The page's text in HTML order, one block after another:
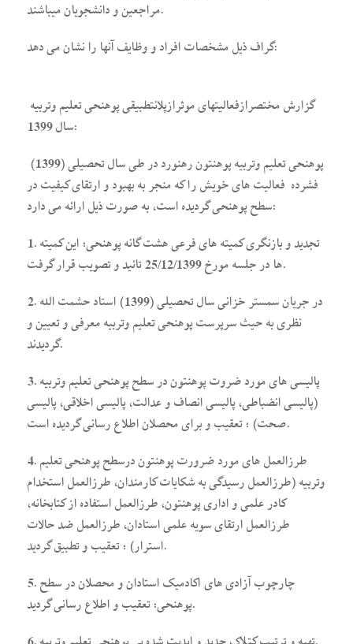
مراجعین و دانشجویان میباشند.
گراف ذیل مشخصات افراد و وظایف آنها را نشان می دهد:
گزارش مختصرازفعالیتهای موثرازپلانتطبیقی پوهنحی تعلیم وتربیه
سال 1399:
پوهنحی تعلیم وتربیه پوهنتون رهنورد در طی سال تحصیلی (1399)
فشرده فعالیت های خویش را که منجر به بهبود و ارتقای کیفیت در
سطح پوهنحی گردیده است، به صورت ذیل ارائه می دارد:
1. تجدید و بازنگری کمیته های فرعی هشت گانه پوهنحی؛ این کمیته
ها در جلسه مورخ 25/12/1399 تائید و تصویب قرار گرفت.
2. در جریان سمستر خزانی سال تحصیلی (1399) استاد حشمت الله
نظری به حیث سرپرست پوهنحی تعلیم وتربیه معرفی و تعیین و
گردیدند.
3. پالیسی های مورد ضروت پوهنتون در سطح پوهنحی تعلیم وتربیه
(پالیسی انضباطی، پالیسی انصاف و عدالت، پالیسی اخلاقی، پالیسی
صحت) ؛ تعقیب و برای محصلان اطلاع رسانی گردیده است.
4. طرزالعمل های مورد ضرورت پوهنتون درسطح پوهنحی تعلیم
وتربیه (طرزالعمل رسیدگی به شکایات کارمندان، طرزالعمل استخدام
کادر علمی و اداری پوهنتون، طرزالعمل استفاده از کتابخانه،
طرزالعمل ارتقای سویه علمی استادان، طرزالعمل ضد حالات
استرار) ؛ تعقیب و تطبیق گردید.
5. چارچوب آزادی های اکادمیک استادان و محصلان در سطح
پوهنحی؛ تعقیب و اطلاع رسانی گردید.